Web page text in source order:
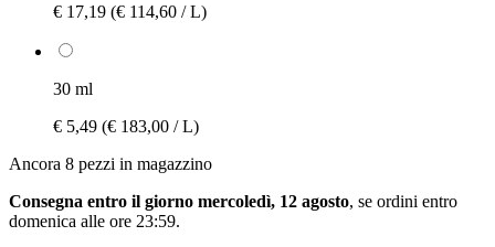
€ 17,19 (€ 114,60 / L)
30 ml
€ 5,49 (€ 183,00 / L)
Ancora 8 pezzi in magazzino
Consegna entro il giorno mercoledì, 12 agosto, se ordini entro
domenica alle ore 23:59.